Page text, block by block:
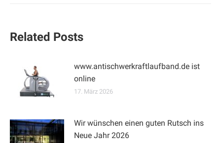
Related Posts
www.antischwerkraftlaufband.de ist
online
17. März 2026
Wir wünschen einen guten Rutsch ins
Neue Jahr 2026